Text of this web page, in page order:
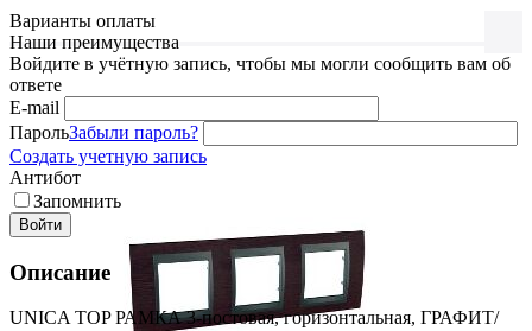
Варианты оплаты
Наши преимущества
Войдите в учётную запись, чтобы мы могли сообщить вам об
ответе
E-mail
ПарольЗабыли пароль?
Создать учетную запись
Антибот
Запомнить
Войти
Описание
UNICA TOP РАМКА 3-постовая, горизонтальная, ГРАФИТ/